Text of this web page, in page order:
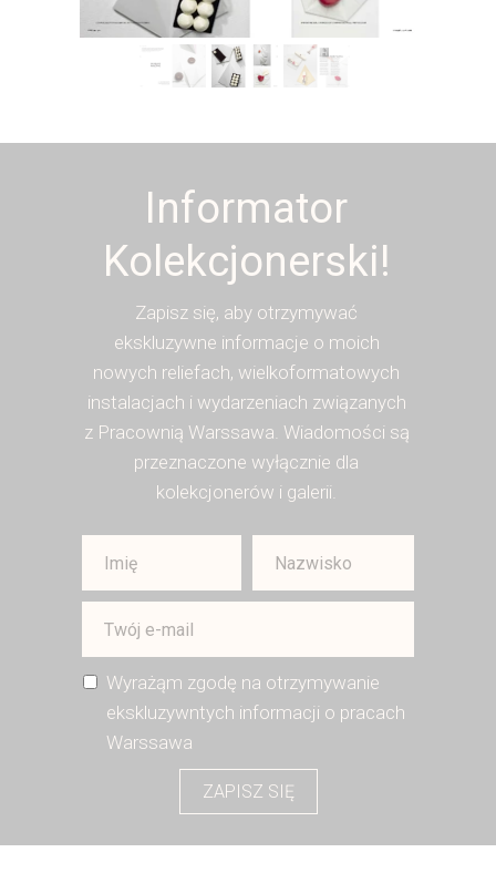
Informator
Kolekcjonerski!
Zapisz się, aby otrzymywać
ekskluzywne informacje o moich
nowych reliefach, wielkoformatowych
instalacjach i wydarzeniach związanych
z Pracownią Warssawa. Wiadomości są
przeznaczone wyłącznie dla
kolekcjonerów i galerii.
Wyrażąm zgodę na otrzymywanie
ekskluzywntych informacji o pracach
Warssawa
ZAPISZ SIĘ